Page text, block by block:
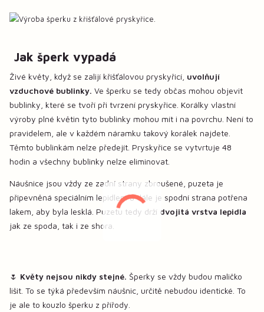
Jak šperk vypadá
Živé květy, když se zalijí křišťálovou pryskyřicí, uvolňují
vzduchové bublinky. Ve šperku se tedy občas mohou objevit
bublinky, které se tvoří při tvrzení pryskyřice. Korálky vlastní
výroby plné květin tyto bublinky mohou mít i na povrchu. Není to
pravidelem, ale v každém náramku takový korálek najdete.
Těmto bublinkám nelze předejít. Pryskyřice se vytvrtuje 48
hodin a všechny bublinky nelze eliminovat.
Náušnice jsou vždy ze zadní strany zbroušené, puzeta je
připevněná speciálním lepidlem a dále je spodní strana potřena
lakem, aby byla lesklá. Puzetu tedy drží dvojitá vrstva lepidla
jak ze spoda, tak i ze shora.
🌷 Květy nejsou nikdy stejné. Šperky se vždy budou maličko
lišit. To se týká především náušnic, určitě nebudou identické. To
je ale to kouzlo šperku z přířody.